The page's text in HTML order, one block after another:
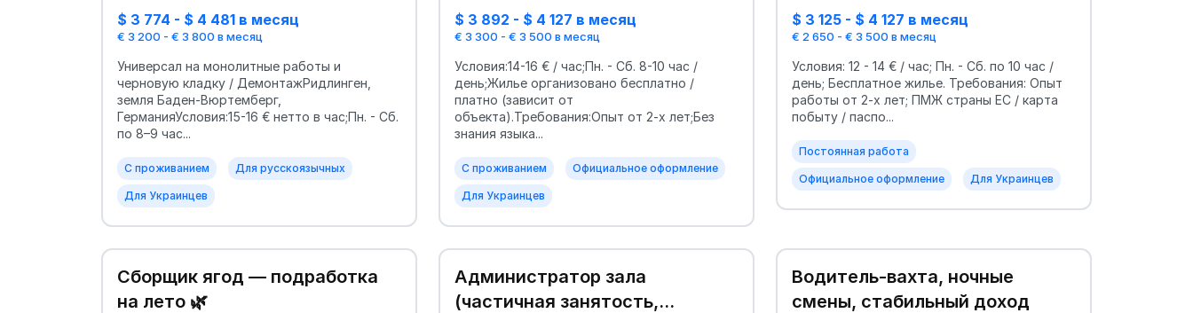
$ 3 774 - $ 4 481 в месяц
€ 3 200 - € 3 800 в месяц
Универсал на монолитные работы и
черновую кладку / ДемонтажРидлинген,
земля Баден-Вюртемберг,
ГерманияУсловия:15-16 € нетто в час;Пн. - Сб.
по 8–9 час...
С проживанием Для русскоязычных
Для Украинцев
$ 3 892 - $ 4 127 в месяц
€ 3 300 - € 3 500 в месяц
Условия:14-16 € / час;Пн. - Сб. 8-10 час /
день;Жилье организовано бесплатно /
платно (зависит от
объекта).Требования:Опыт от 2-х лет;Без
знания языка...
С проживанием Официальное оформление
Для Украинцев
$ 3 125 - $ 4 127 в месяц
€ 2 650 - € 3 500 в месяц
Условия: 12 - 14 € / час; Пн. - Сб. по 10 час /
день; Бесплатное жилье. Требования: Опыт
работы от 2-х лет; ПМЖ страны ЕС / карта
побыту / паспо...
Постоянная работа
Официальное оформление Для Украинцев
Сборщик ягод — подработка
на лето 🌿
Администратор зала
(частичная занятость,
Водитель-вахта, ночные
смены, стабильный доход